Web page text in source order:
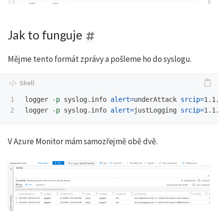
Jak to funguje
Mějme tento formát zprávy a pošleme ho do syslogu.
1
logger -p syslog.info alert=underAttack srcip=
logger
-p syslog.info alert=justLogging srcip=
V Azure Monitor mám samozřejmě obě dvě.